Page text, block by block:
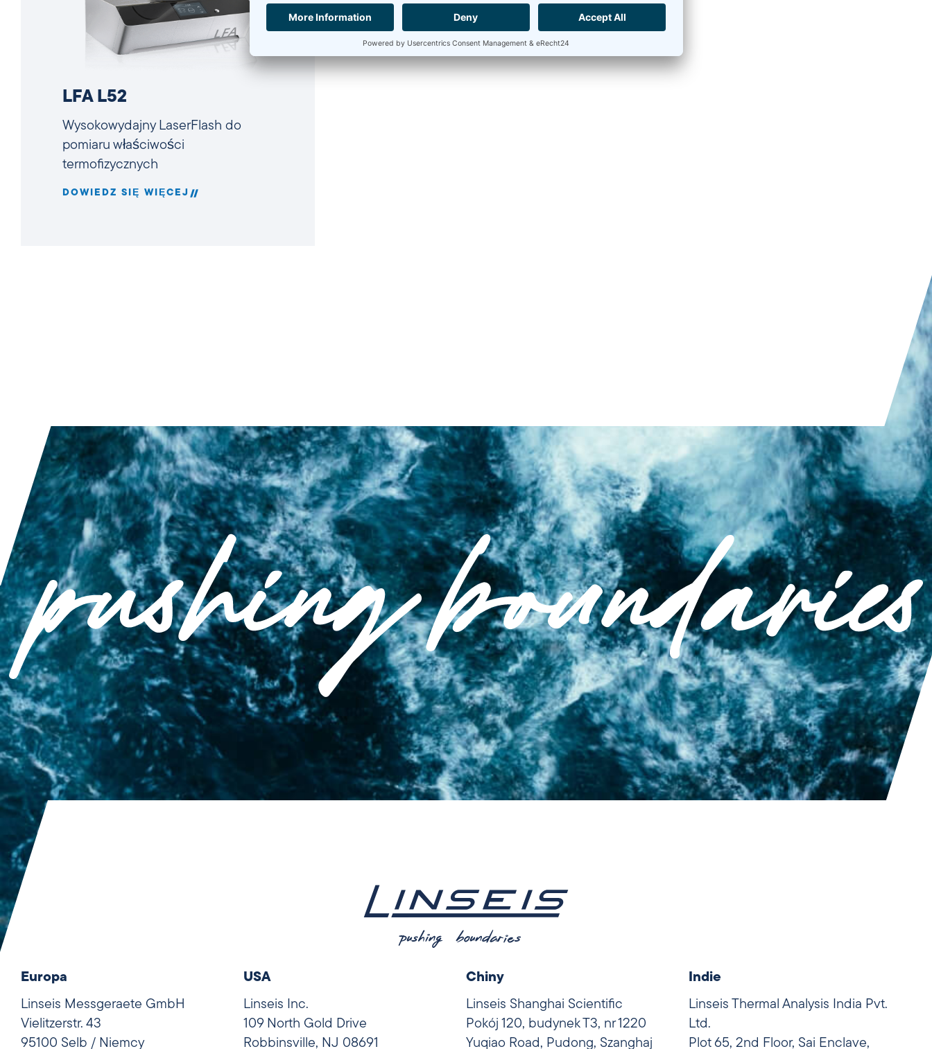
LFA L52
Wysokowydajny LaserFlash do
pomiaru właściwości
termofizycznych
DOWIEDZ SIĘ WIĘCEJ
Europa
Linseis Messgeraete GmbH
Vielitzerstr. 43
95100 Selb / Niemcy
USA
Linseis Inc.
109 North Gold Drive
Robbinsville, NJ 08691
Chiny
Linseis Shanghai Scientific
Pokój 120, budynek T3, nr 1220
Yuqiao Road, Pudong, Szanghaj
Indie
Linseis Thermal Analysis India Pvt.
Ltd.
Plot 65, 2nd Floor, Sai Enclave,